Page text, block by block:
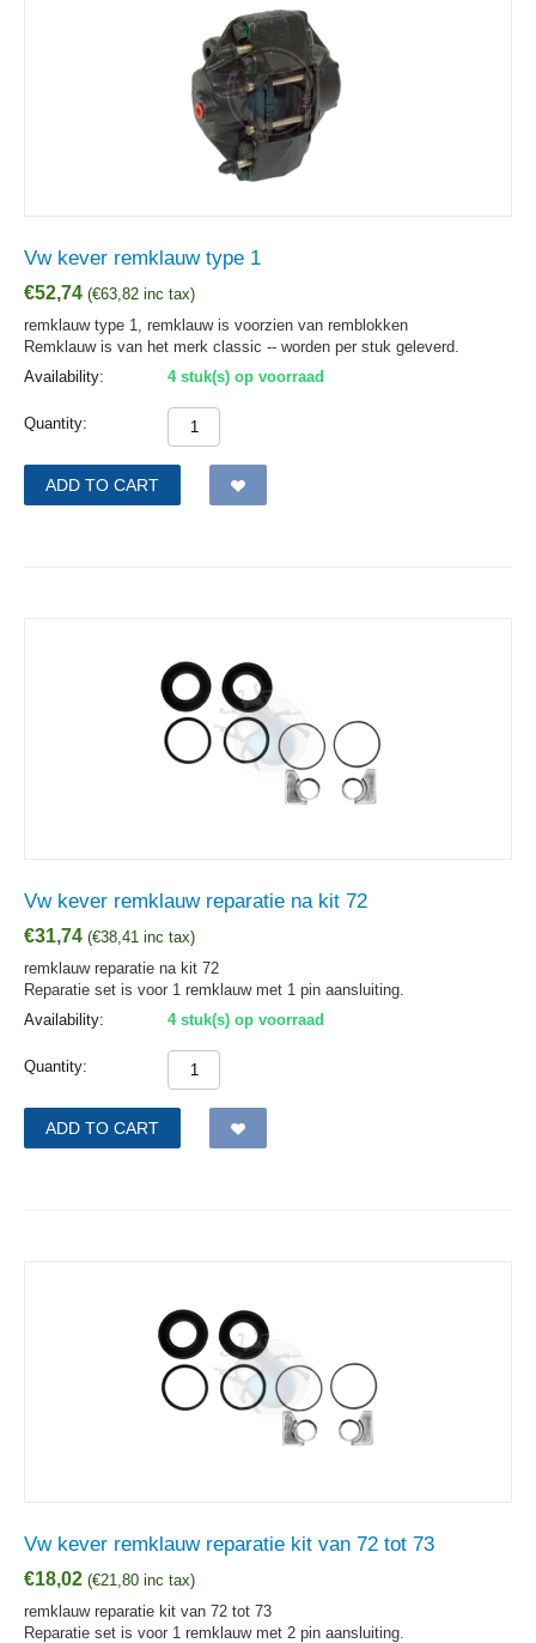
Vw kever remklauw type 1
€52,74 (€63,82 inc tax)
remklauw type 1, remklauw is voorzien van remblokken
Remklauw is van het merk classic -- worden per stuk geleverd.
Availability:
4 stuk(s) op voorraad
Quantity:
ADD TO CART
Vw kever remklauw reparatie na kit 72
€31,74 (€38,41 inc tax)
remklauw reparatie na kit 72
Reparatie set is voor 1 remklauw met 1 pin aansluiting.
Availability:
4 stuk(s) op voorraad
Quantity:
ADD TO CART
Vw kever remklauw reparatie kit van 72 tot 73
€18,02 (€21,80 inc tax)
remklauw reparatie kit van 72 tot 73
Reparatie set is voor 1 remklauw met 2 pin aansluiting.